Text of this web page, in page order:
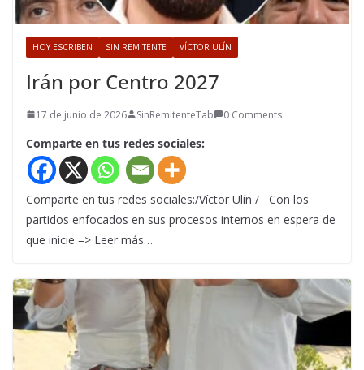
HOY ESCRIBEN SIN REMITENTE VÍCTOR ULÍN
Irán por Centro 2027
17 de junio de 2026 SinRemitenteTab 0 Comments
Comparte en tus redes sociales:
Comparte en tus redes sociales:/Víctor Ulín / Con los
partidos enfocados en sus procesos internos en espera de
que inicie => Leer más…